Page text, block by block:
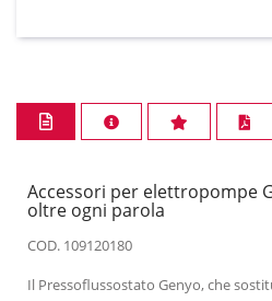
Accessori per elettropompe
oltre ogni parola
COD. 109120180
Il Pressoflussostato Genyo, che